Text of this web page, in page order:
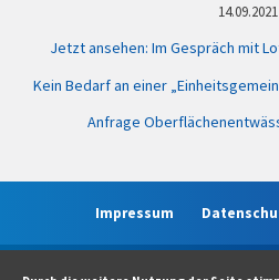
14.09.2021
Jetzt ansehen: Im Gespräch mit
Kein Bedarf an einer
Anfrage
Impressum